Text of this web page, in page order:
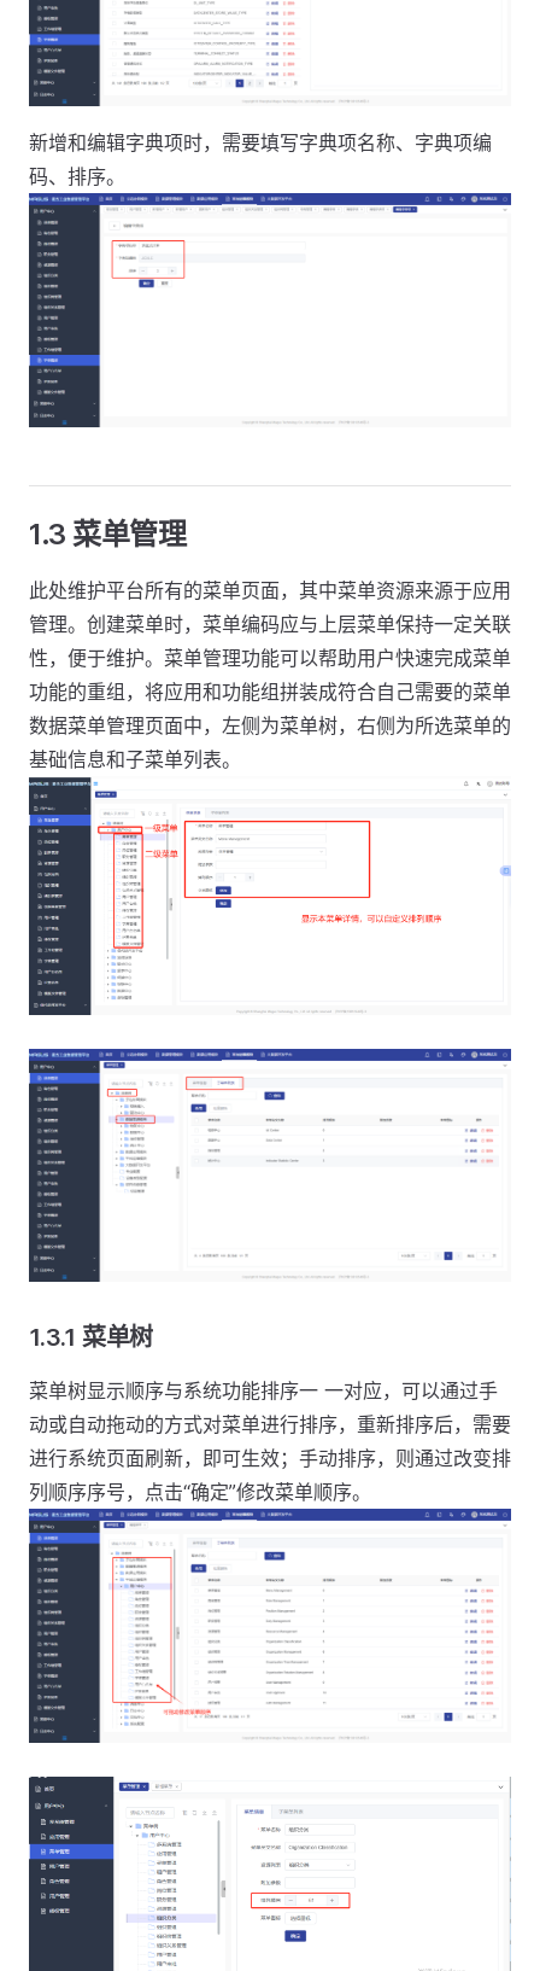
新增和编辑字典项时，需要填写字典项名称、字典项编
码、排序。
1.3 菜单管理
此处维护平台所有的菜单页面，其中菜单资源来源于应用
管理。创建菜单时，菜单编码应与上层菜单保持一定关联
性，便于维护。菜单管理功能可以帮助用户快速完成菜单
功能的重组，将应用和功能组拼装成符合自己需要的菜单
数据菜单管理页面中，左侧为菜单树，右侧为所选菜单的
基础信息和子菜单列表。
1.3.1 菜单树
菜单树显示顺序与系统功能排序一 一对应，可以通过手
动或自动拖动的方式对菜单进行排序，重新排序后，需要
进行系统页面刷新，即可生效；手动排序，则通过改变排
列顺序序号，点击“确定”修改菜单顺序。